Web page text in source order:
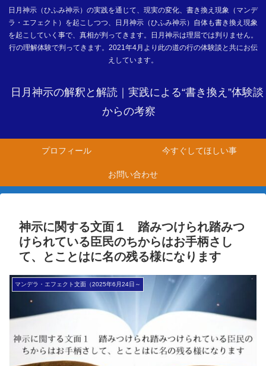
日月神示（ひふみ神示）の実践を通じて、現実の変化、書き換え現象（マンデ
ラ・エフェクト）を起こしつつ、日月神示（ひふみ神示）自体も書き換え現象
を起こしていく事で、真相が判ってきます。日月神示は理屈では判りません。
行の理解体験で判ってきます。2021年4月より此の道の行の体験談と共にお伝
えしています。
日月神示の解釈と解読｜実践による“書き換え”体験談
からの考察
プロフィール 今すぐしてほしい事
お問い合わせ
神示に関する文面１ 踏みつけられ踏みつ
けられている臣民のちからはお手柄さし
て、とことはに名の残る様になります
マンデラ・エフェクト文面（2025年6月24日～